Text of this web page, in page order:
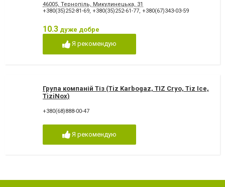
46005, Тернопіль, Микулинецька, 31
+380(35)252-81-69, +380(35)252-61-77, +380(67)343-03-59
10.3 дуже добре
Я рекомендую
Група компаній Тіз (Tiz Karbogaz, TIZ Cryo, Tiz Ice,
TiziNox)
+380(68)888-00-47
Я рекомендую